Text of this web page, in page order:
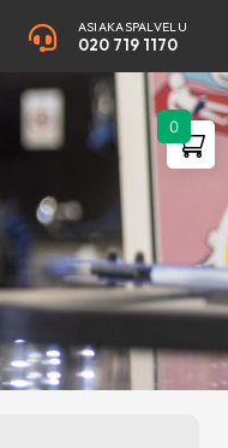
ASIAKASPALVELU
020 719 1170
0